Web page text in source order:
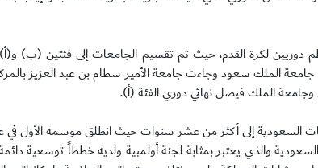
الملك سعود وجاءت جامعة الأمير سطام بن عبد العزيز بالمركز
وجامعة الملك فيصل نهائي دوري الفئة (أ).
والذي يعتبر بمثابة لجنة أولمبية ولديه خططاً توسعية